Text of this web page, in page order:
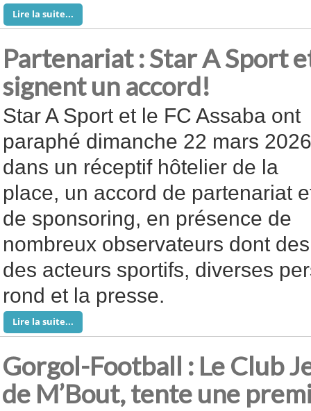
Lire la suite...
Partenariat : Star A Sport
signent un accord!
Star A Sport et le FC Assaba ont
paraphé dimanche 22 mars 2026
dans un réceptif hôtelier de la
place, un accord de partenariat
de sponsoring, en présence de
nombreux observateurs dont
des acteurs sportifs, diverses
rond et la presse.
Lire la suite...
Gorgol-Football : Le Club
de M’Bout, tente une